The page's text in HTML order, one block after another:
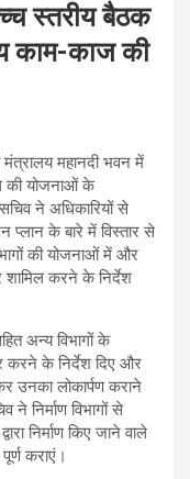
स्तरीय बैठक
काम-काज की
महानदी भवन में
की योजनाओं के
ने अधिकारियों से
प्लान के बारे में विस्तार से
की योजनाओं में और
शामिल करने के निर्देश
अन्य विभागों के
करने के निर्देश दिए और
उनका लोकार्पण कराने
निर्माण विभागों से
निर्माण किए जाने वाले
कराएं।